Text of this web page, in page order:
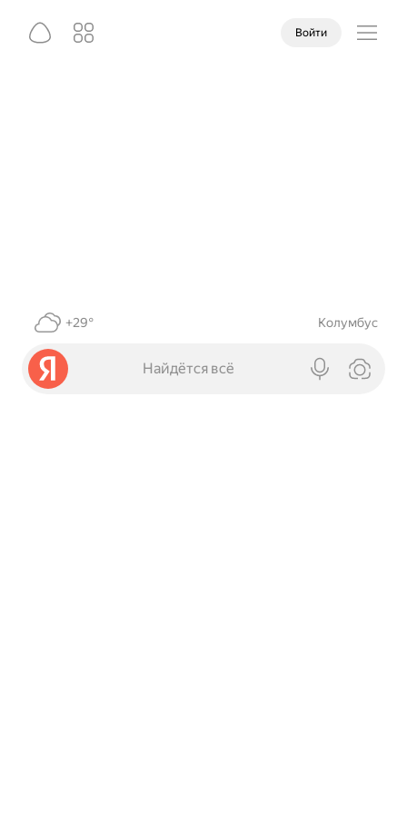
Войти
+29° Колумбус
Найдётся всё